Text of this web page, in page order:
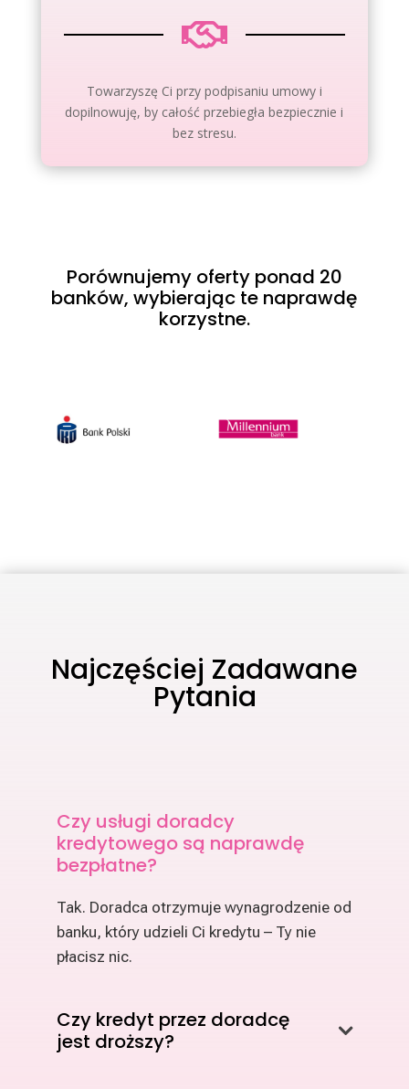

Towarzyszę Ci przy podpisaniu umowy i
dopilnowuję, by całość przebiegła bezpiecznie i
bez stresu.
Porównujemy oferty ponad 20
banków, wybierając te naprawdę
korzystne.
Najczęściej Zadawane
Pytania
Czy usługi doradcy
kredytowego są naprawdę
bezpłatne?
Tak. Doradca otrzymuje wynagrodzenie od
banku, który udzieli Ci kredytu – Ty nie
płacisz nic.
Czy kredyt przez doradcę
jest droższy?